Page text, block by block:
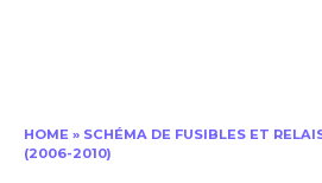
HOME » SCHÉMA DE FUSIBLES ET
(2006-2010)